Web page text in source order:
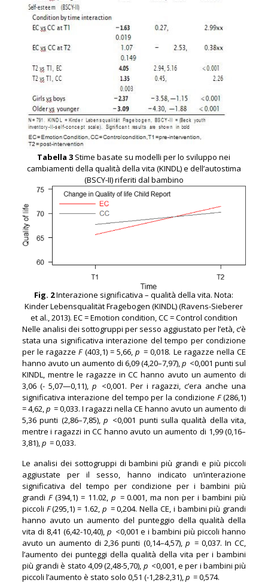
Tabella 3 Stime basate su modelli per lo sviluppo nei
cambiamenti della qualità della vita (KINDL) e dell’autostima
(BSCY-II) riferiti dal bambino
Fig. 2Interazione significativa – qualità della vita. Nota:
Kinder Lebensqualität Fragebogen (KINDL) (Ravens-Sieberer
et al., 2013). EC = Emotion condition, CC = Control condition
Nelle analisi dei sottogruppi per sesso aggiustato per l’età, c’è
stata una significativa interazione del tempo per condizione
per le ragazzeF(403,1) = 5,66,p = 0,018. Le ragazze nella CE
hanno avuto un aumento di 6,09 (4,20–7,97),p <0,001 punti sul
KINDL, mentre le ragazze in CC hanno avuto un aumento di
3,06 (- 5,07—0,11), p <0,001. Per i ragazzi, c’era anche una
significativa interazione del tempo per la condizioneF(286,1)
= 4,62,p = 0,033. I ragazzi nella CE hanno avuto un aumento di
5,36 punti (2,86–7,85), p <0,001 punti sulla qualità della vita,
mentre i ragazzi in CC hanno avuto un aumento di 1,99 (0,16–
3,81),p = 0,033.
Le analisi dei sottogruppi di bambini più grandi e più piccoli
aggiustate per il sesso, hanno indicato un’interazione
significativa del tempo per condizione per i bambini più
grandi F(394,1) = 11.02, p = 0.001, ma non per i bambini più
piccoli F(295,1) = 1.62, p = 0,204. Nella CE, i bambini più grandi
hanno avuto un aumento del punteggio della qualità della
vita di 8,41 (6,42-10,40), p <0,001 e i bambini più piccoli hanno
avuto un aumento di 2,36 punti (0,14–4,57), p = 0,037. In CC,
l’aumento dei punteggi della qualità della vita per i bambini
più grandi è stato 4,09 (2,48-5,70), p <0,001, e per i bambini più
piccoli l’aumento è stato solo 0,51 (-1,28-2,31),p = 0,574.